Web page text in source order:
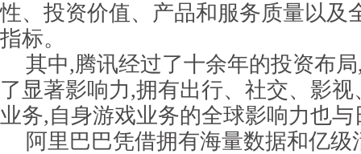
性、投资价值、产品和服务质量以及
指标。
其中,腾讯经过了十余年的投资布
了显著影响力,拥有出行、社交、影
业务,自身游戏业务的全球影响力也与
阿里巴巴凭借拥有海量数据和亿